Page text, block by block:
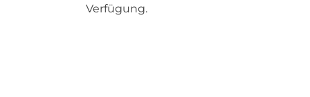
Verfügung.